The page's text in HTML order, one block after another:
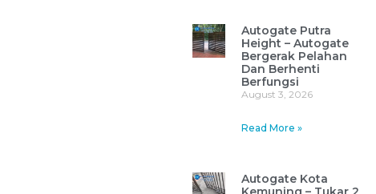
Autogate Putra
Height – Autogate
Bergerak Pelahan
Dan Berhenti
Berfungsi
August 3, 2026
Read More »
Autogate Kota